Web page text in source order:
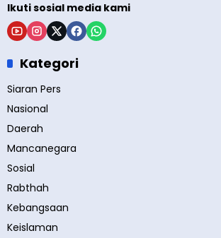
Ikuti sosial media kami
Kategori
Siaran Pers
Nasional
Daerah
Mancanegara
Sosial
Rabthah
Kebangsaan
Keislaman